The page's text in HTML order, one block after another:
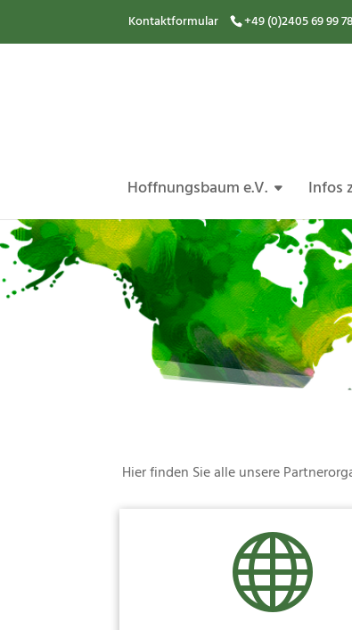
Kontaktformular +49 (0)2405 69 99
Hoffnungsbaum e.V. Infos
Hier finden Sie alle unsere
